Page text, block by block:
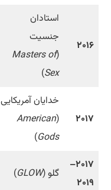
۲۰۱۶
استادان
جنسیت
(
Masters of
Sex
)
۲۰۱۷
خدایان آمریکایی
(
American
Gods
)
۲۰۱۷–
۲۰۱۹
گلو (GLOW
)